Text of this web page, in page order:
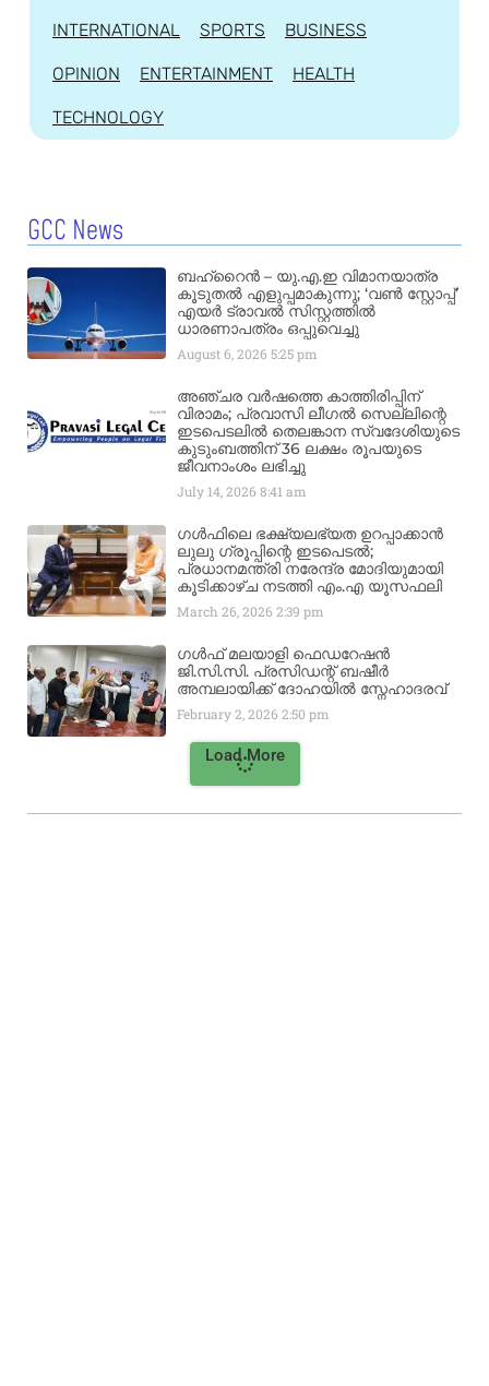
INTERNATIONAL SPORTS BUSINESS
OPINION ENTERTAINMENT HEALTH
TECHNOLOGY
GCC News
ബഹ്‌റൈൻ – യു.എ.ഇ വിമാനയാത്ര
കൂടുതൽ എളുപ്പമാകുന്നു; ‘വൺ സ്റ്റോപ്പ്’
എയർ ട്രാവൽ സിസ്റ്റത്തിൽ
ധാരണാപത്രം ഒപ്പുവെച്ചു
August 6, 20265:25 pm
അഞ്ചര വർഷത്തെ കാത്തിരിപ്പിന്
വിരാമം; പ്രവാസി ലീഗൽ സെല്ലിന്റെ
ഇടപെടലിൽ തെലങ്കാന സ്വദേശിയുടെ
കുടുംബത്തിന് 36 ലക്ഷം രൂപയുടെ
ജീവനാംശം ലഭിച്ചു
July 14, 20268:41 am
ഗൾഫിലെ ഭക്ഷ്യലഭ്യത ഉറപ്പാക്കാൻ
ലുലു ഗ്രൂപ്പിന്റെ ഇടപെടൽ;
പ്രധാനമന്ത്രി നരേന്ദ്ര മോദിയുമായി
കൂടിക്കാഴ്ച നടത്തി എം.എ യൂസഫലി
March 26, 20262:39 pm
ഗൾഫ് മലയാളി ഫെഡറേഷൻ
ജി.സി.സി. പ്രസിഡന്റ് ബഷീർ
അമ്പലായിക്ക് ദോഹയിൽ സ്നേഹാദരവ്
February 2, 20262:50 pm
Load More